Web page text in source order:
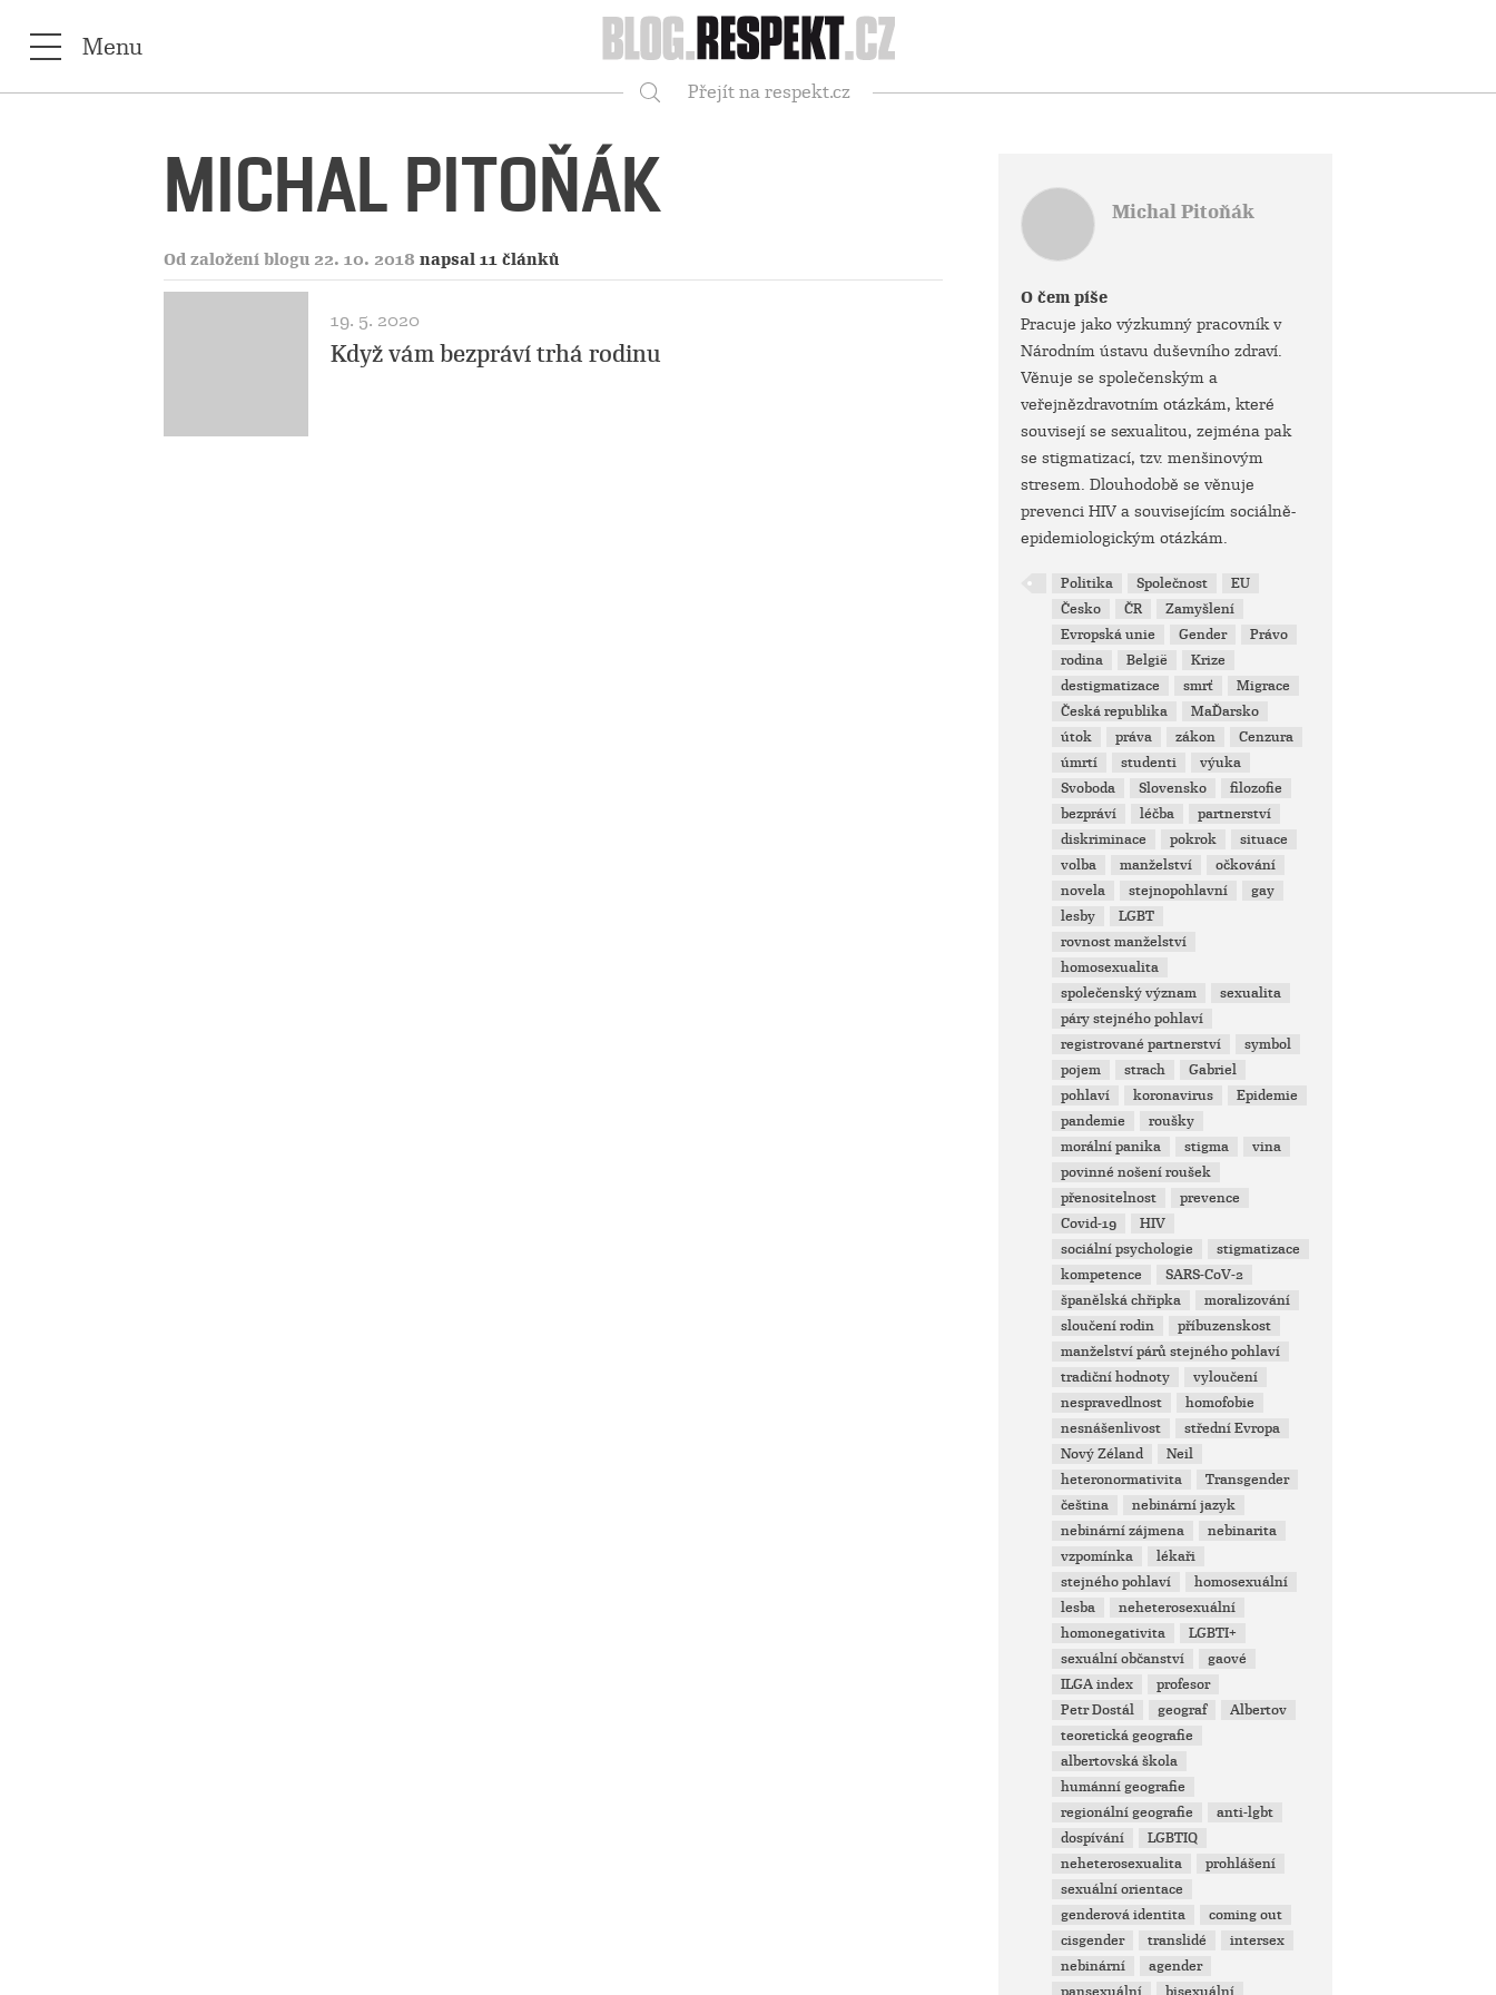
Respekt
Menu
Přejít na respekt.cz
MICHAL PITOŇÁK
Od založení blogu 22. 10. 2018 napsal 11 článků
19. 5. 2020
Když vám bezpráví trhá rodinu
Michal Pitoňák
O čem píše
Pracuje jako výzkumný pracovník v
Národním ústavu duševního zdraví.
Věnuje se společenským a
veřejnězdravotním otázkám, které
souvisejí se sexualitou, zejména pak
se stigmatizací, tzv. menšinovým
stresem. Dlouhodobě se věnuje
prevenci HIV a souvisejícím sociálně-
epidemiologickým otázkám.
Politika Společnost
EU
Česko
ČR
Zamyšlení
Evropská unie
Gender
Právo
rodina
België
Krize
destigmatizace
smrť
Migrace
Česká republika
MaĎarsko
útok
práva zákon
Cenzura
úmrtí
studenti
výuka
Svoboda
Slovensko
filozofie
bezpráví
léčba
partnerství
diskriminace
pokrok
situace
volba
manželství
očkování
novela
stejnopohlavní
gay
lesby
LGBT
rovnost manželství
homosexualita
společenský význam
sexualita
páry stejného pohlaví
registrované partnerství
symbol
pojem
strach
Gabriel
pohlaví
koronavirus
Epidemie
pandemie
roušky
morální panika
stigma
vina
povinné nošení roušek
přenositelnost
prevence
Covid-19
HIV
sociální psychologie
stigmatizace
kompetence
SARS-CoV-2
španělská chřipka
moralizování
sloučení rodin
příbuzenskost
manželství párů stejného pohlaví
tradiční hodnoty
vyloučení
nespravedlnost
homofobie
nesnášenlivost
střední Evropa
Nový Zéland
Neil
heteronormativita
Transgender
čeština
nebinární jazyk
nebinární zájmena
nebinarita
vzpomínka
lékaři
stejného pohlaví
homosexuální
lesba
neheterosexuální
homonegativita
LGBTI+
sexuální občanství
gaové
ILGA index
profesor
Petr Dostál
geograf
Albertov
teoretická geografie
albertovská škola
humánní geografie
regionální geografie
anti-lgbt
dospívání
LGBTIQ
neheterosexualita
prohlášení
sexuální orientace
genderová identita
coming out
cisgender
translidé
intersex
nebinární
agender